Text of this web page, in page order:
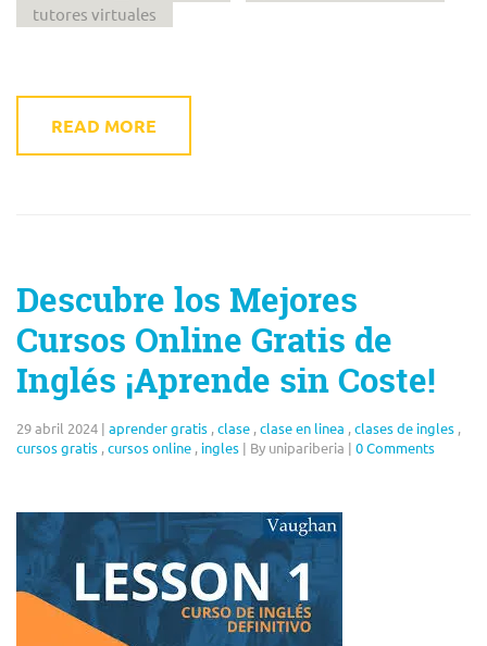
tutores virtuales
READ MORE
Descubre los Mejores
Cursos Online Gratis de
Inglés ¡Aprende sin Coste!
29 abril 2024 | aprender gratis ,clase ,clase en linea ,clases de ingles ,
cursos gratis ,cursos online , ingles | By unipariberia | 0 Comments